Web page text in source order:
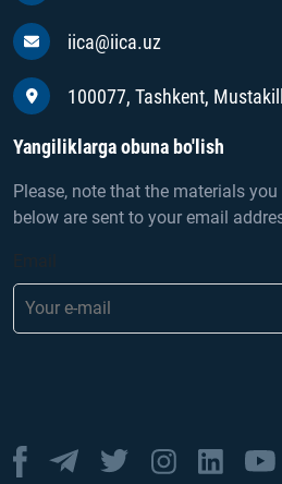
iica@iica.uz
100077, Tashkent,
Yangiliklarga obuna bo'lish
Please, note that the materials
below are sent to your email